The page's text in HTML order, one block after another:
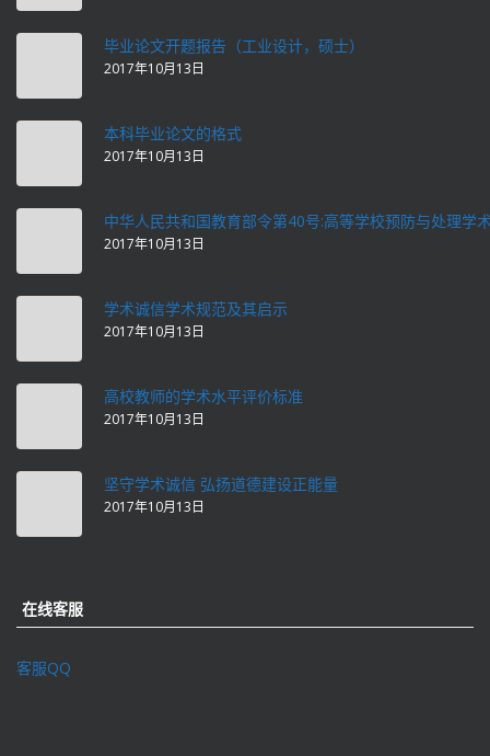
毕业论文开题报告（工业设计，硕士）
2017年10月13日
本科毕业论文的格式
2017年10月13日
中华人民共和国教育部令第40号:高等学校预防与处理学
2017年10月13日
学术诚信学术规范及其启示
2017年10月13日
高校教师的学术水平评价标准
2017年10月13日
坚守学术诚信 弘扬道德建设正能量
2017年10月13日
在线客服
客服QQ